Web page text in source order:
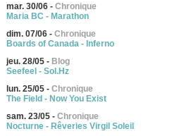
mar. 30/06 - Chronique
Maria BC - Marathon
dim. 07/06 - Chronique
Boards of Canada - Inferno
jeu. 28/05 - Blog
Seefeel - Sol.Hz
lun. 25/05 - Chronique
The Field - Now You Exist
sam. 23/05 - Chronique
Nocturne - Rêveries Virgil Soleil